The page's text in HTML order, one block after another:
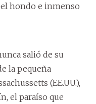
hondo e inmenso
salió de su
la pequeña
(EE.UU.),
el paraíso que